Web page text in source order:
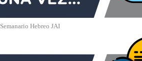
Semanario Hebreo JAI